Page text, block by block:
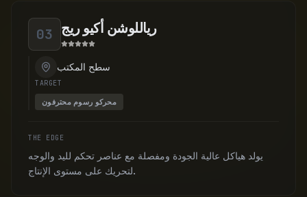
03 رياللوشن أكيو ريج
سطح المكتب
TARGET
محركو رسوم محترفون
THE EDGE
يولد هياكل عالية الجودة ومفصلة مع عناصر تحكم لليد والوجه
لتحريك على مستوى الإنتاج.